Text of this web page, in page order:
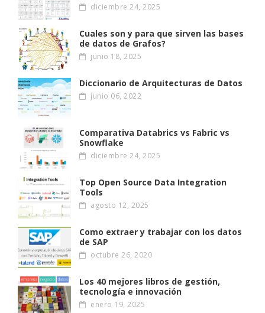
diciembre 24, 2025
Cuales son y para que sirven las bases
de datos de Grafos?
junio 18, 2025
Diccionario de Arquitecturas de Datos
junio 06, 2022
Comparativa Databrics vs Fabric vs
Snowflake
diciembre 24, 2025
Top Open Source Data Integration
Tools
agosto 12, 2025
Como extraer y trabajar con los datos
de SAP
octubre 26, 2020
Los 40 mejores libros de gestión,
tecnología e innovación
enero 19, 2025